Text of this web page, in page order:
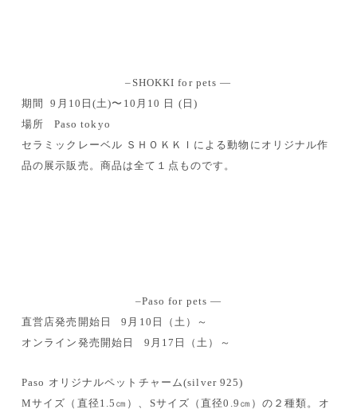
–SHOKKI for pets —
期間 9月10日(土)〜10月10 日 (日)
場所 Paso tokyo
セラミックレーベル ＳＨＯＫＫＩによる動物にオリジナル作
品の展示販売。商品は全て１点ものです。
–Paso for pets —
直営店発売開始日 9月10日（土）～
オンライン発売開始日 9月17日（土）～
Paso オリジナルペットチャーム(silver 925)
Mサイズ（直径1.5㎝）、Sサイズ（直径0.9㎝）の２種類。オ